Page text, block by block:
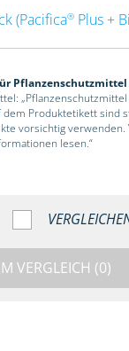
(Pacifica®Plus +
Produktetikett sind
vorsichtig verwenden.
lesen.“
VERGLEICH (0)